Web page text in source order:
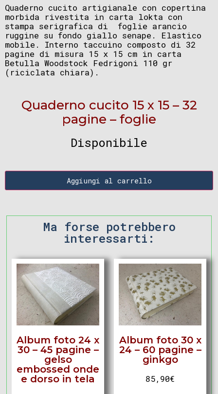
Quaderno cucito artigianale con copertina
morbida rivestita in carta lokta con
stampa serigrafica di foglie arancio
ruggine su fondo giallo senape. Elastico
mobile. Interno taccuino composto di 32
pagine di misura 15 x 15 cm in carta
Betulla Woodstock Fedrigoni 110 gr
(riciclata chiara).
Quaderno cucito 15 x 15 – 32
pagine – foglie
Disponibile
Aggiungi al carrello
Ma forse potrebbero
interessarti:
Album foto 24 x
30 – 45 pagine –
gelso
embossed onde
e dorso in tela
Album foto 30 x
24 – 60 pagine –
ginkgo
85,90€